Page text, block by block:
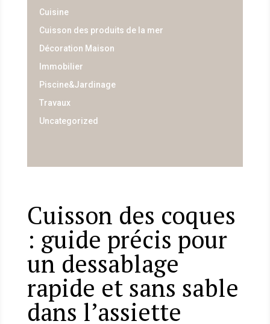
Cuisine
Cuisson des produits de la mer
Décoration Maison
Immobilier
Piscine&Jardinage
Travaux
Uncategorized
Cuisson des coques
: guide précis pour
un dessablage
rapide et sans sable
dans l’assiette